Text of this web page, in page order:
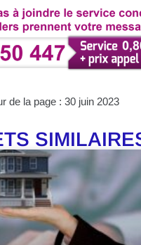
de la page : 30 juin 2023